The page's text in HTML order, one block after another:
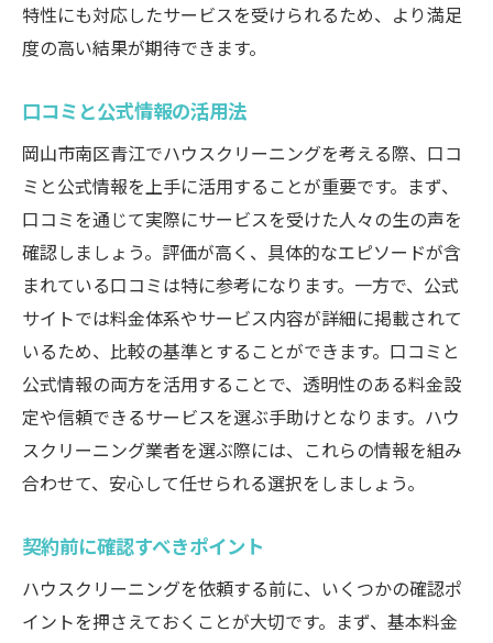
特性にも対応したサービスを受けられるため、より満足
度の高い結果が期待できます。
口コミと公式情報の活用法
岡山市南区青江でハウスクリーニングを考える際、口コ
ミと公式情報を上手に活用することが重要です。まず、
口コミを通じて実際にサービスを受けた人々の生の声を
確認しましょう。評価が高く、具体的なエピソードが含
まれている口コミは特に参考になります。一方で、公式
サイトでは料金体系やサービス内容が詳細に掲載されて
いるため、比較の基準とすることができます。口コミと
公式情報の両方を活用することで、透明性のある料金設
定や信頼できるサービスを選ぶ手助けとなります。ハウ
スクリーニング業者を選ぶ際には、これらの情報を組み
合わせて、安心して任せられる選択をしましょう。
契約前に確認すべきポイント
ハウスクリーニングを依頼する前に、いくつかの確認ポ
イントを押さえておくことが大切です。まず、基本料金